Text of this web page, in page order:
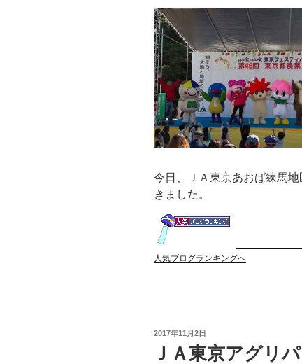
今日、ＪＡ東京あおば練馬
きました。
人気ブログランキングへ
投
日:
2017年11月2日
ＪＡ東京アグリ